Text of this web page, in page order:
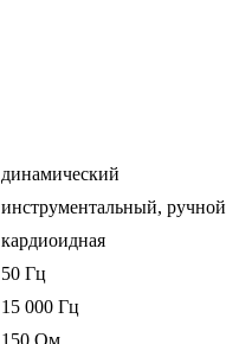
динамический
инструментальный, ручной
кардиоидная
50 Гц
15 000 Гц